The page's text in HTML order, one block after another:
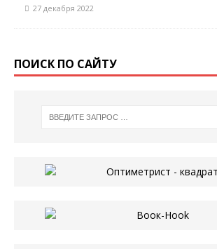
27 декабря 2022
ПОИСК ПО САЙТУ